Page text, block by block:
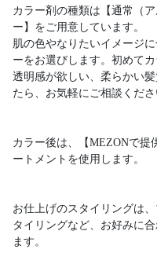
カラー剤の種類は【通常（
ー】をご用意しています。
肌の色やなりたいイメージ
ーをお選びします。初めて
透明感が欲しい、柔らかい
たら、お気軽にご相談くださ
カラー後は、【MEZONで提
ートメントを使用します。
お仕上げのスタイリングは
タイリングなど、お好みに